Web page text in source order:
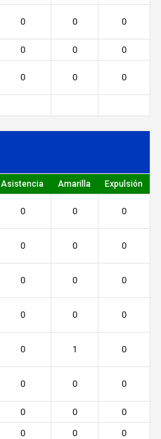
0 0 0
0 0
0
0 0 0
Asistencia Amarilla Expulsión
0 0 0
0 0 0
0 0 0
0 0 0
0 1 0
0 0 0
0 0
0
0 0
0